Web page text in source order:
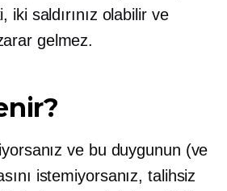
iki saldırınız olabilir ve
gelmez.
ve bu duygunun (ve
istemiyorsanız, talihsiz